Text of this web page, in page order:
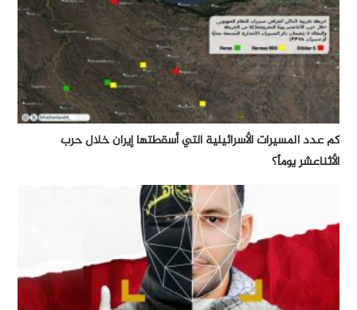
كم عدد المسيرات الأسرائيلية التي أسقطتها إيران خلال حرب
الأثناعشر يوماً؟